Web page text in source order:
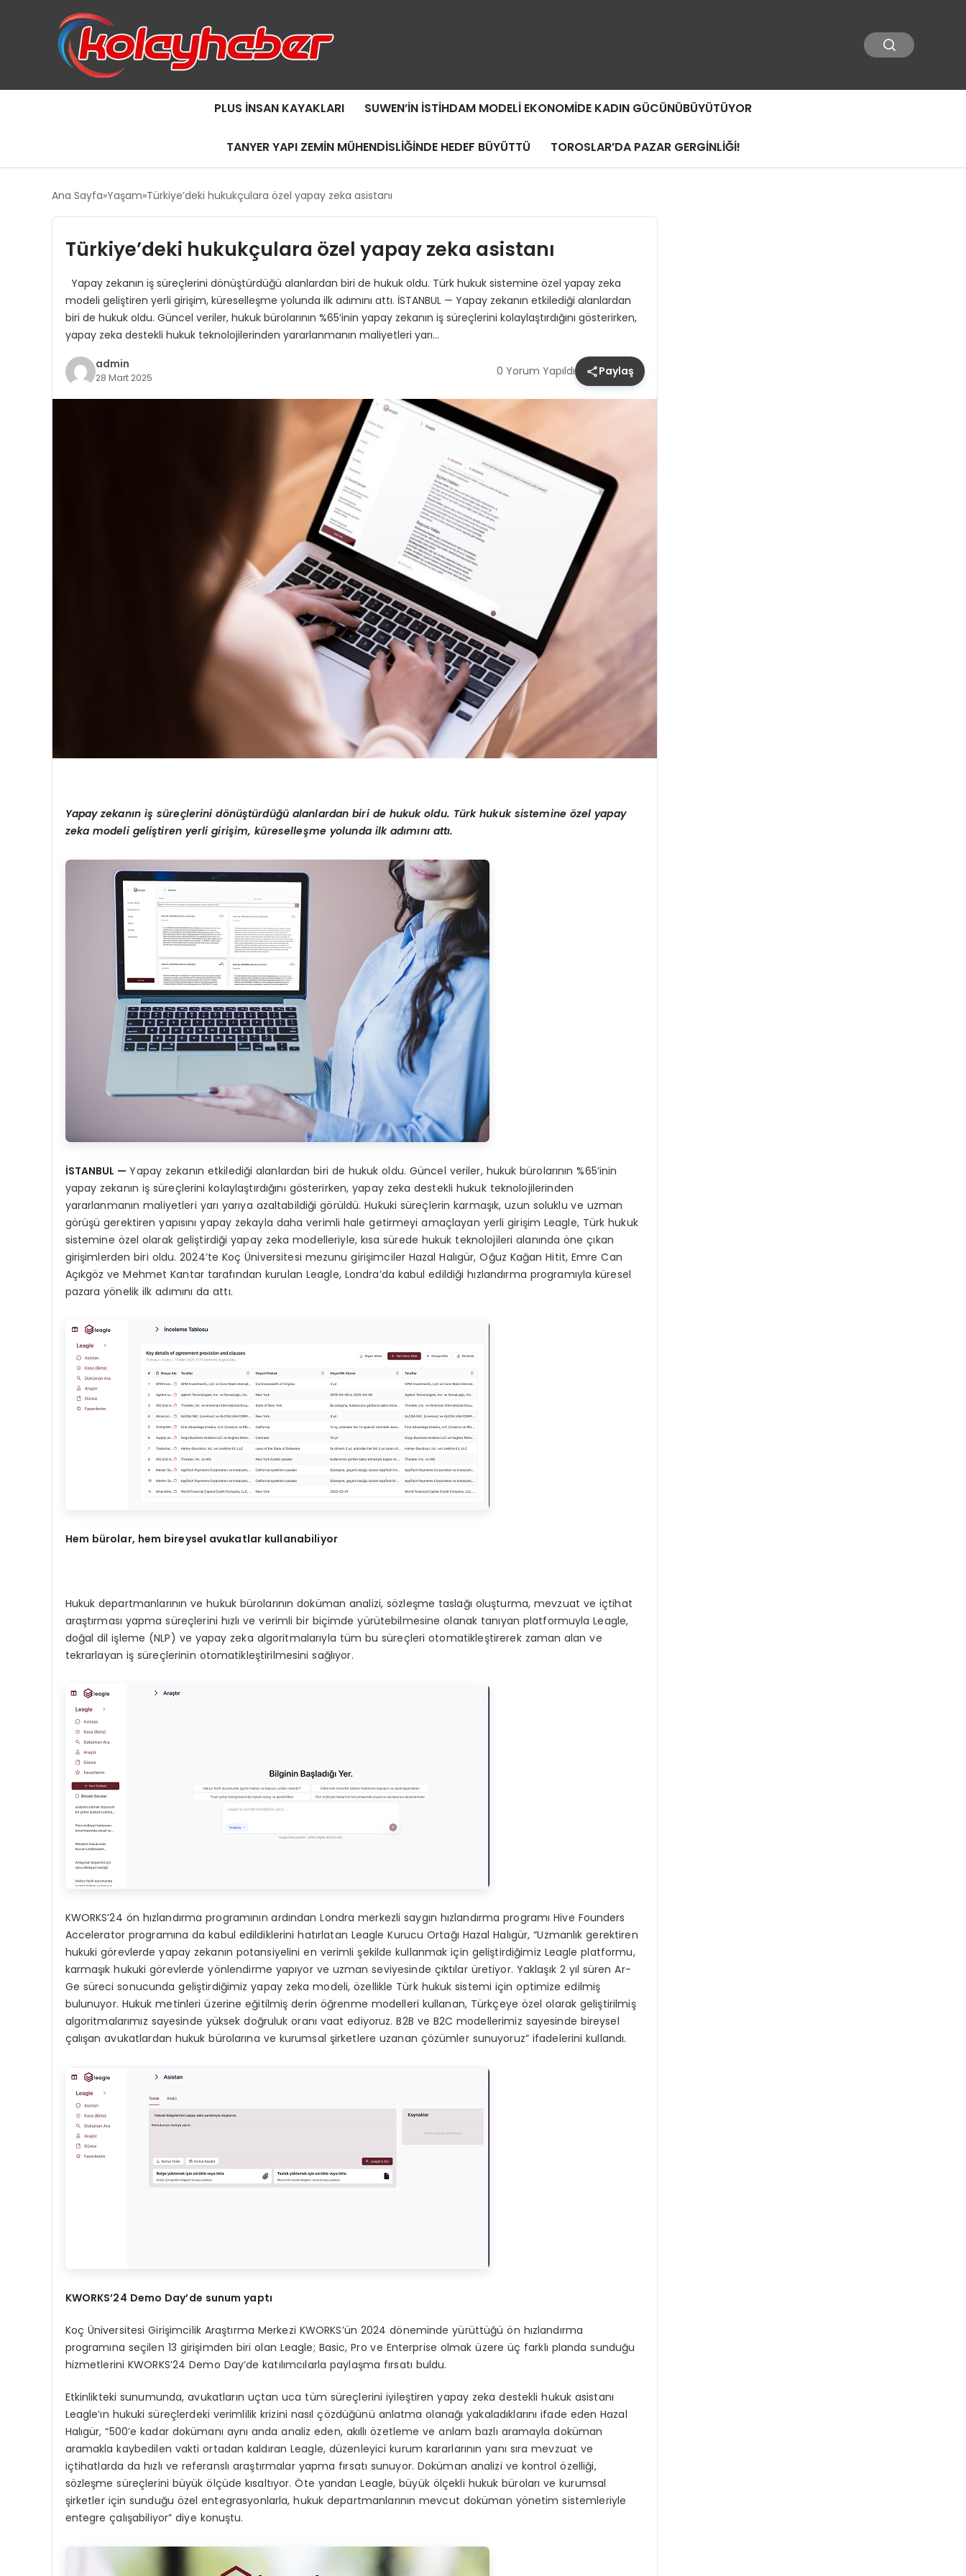
PLUS İNSAN KAYAKLARI SUWEN’IN İSTIHDAM MODELI EKONOMIDE KADIN GÜCÜNÜBÜYÜTÜYOR
TANYER YAPI ZEMIN MÜHENDISLIĞINDE HEDEF BÜYÜTTÜ TOROSLAR’DA PAZAR GERGİNLİĞİ!
Ana Sayfa Yaşam Türkiye’deki hukukçulara özel yapay zeka asistanı
Türkiye’deki hukukçulara özel yapay zeka asistanı
Yapay zekanın iş süreçlerini dönüştürdüğü alanlardan biri de hukuk oldu. Türk hukuk sistemine özel yapay zeka
modeli geliştiren yerli girişim, küreselleşme yolunda ilk adımını attı. İSTANBUL — Yapay zekanın etkilediği alanlardan
biri de hukuk oldu. Güncel veriler, hukuk bürolarının %65’inin yapay zekanın iş süreçlerini kolaylaştırdığını gösterirken,
yapay zeka destekli hukuk teknolojilerinden yararlanmanın maliyetleri yarı…
admin
28 Mart 2025 0 Yorum Yapıldı Paylaş
Yapay zekanın iş süreçlerini dönüştürdüğü alanlardan biri de hukuk oldu. Türk hukuk sistemine özel yapay
zeka modeli geliştiren yerli girişim, küreselleşme yolunda ilk adımını attı.
İSTANBUL —Yapay zekanın etkilediği alanlardan biri de hukuk oldu. Güncel veriler, hukuk bürolarının %65’inin
yapay zekanın iş süreçlerini kolaylaştırdığını gösterirken, yapay zeka destekli hukuk teknolojilerinden
yararlanmanın maliyetleri yarı yarıya azaltabildiği görüldü. Hukuki süreçlerin karmaşık, uzun soluklu ve uzman
görüşü gerektiren yapısını yapay zekayla daha verimli hale getirmeyi amaçlayan yerli girişim Leagle, Türk hukuk
sistemine özel olarak geliştirdiği yapay zeka modelleriyle, kısa sürede hukuk teknolojileri alanında öne çıkan
girişimlerden biri oldu. 2024’te Koç Üniversitesi mezunu girişimciler Hazal Halıgür, Oğuz Kağan Hitit, Emre Can
Açıkgöz ve Mehmet Kantar tarafından kurulan Leagle, Londra’da kabul edildiği hızlandırma programıyla küresel
pazara yönelik ilk adımını da attı.
Hem bürolar, hem bireysel avukatlar kullanabiliyor
Hukuk departmanlarının ve hukuk bürolarının doküman analizi, sözleşme taslağı oluşturma, mevzuat ve içtihat
araştırması yapma süreçlerini hızlı ve verimli bir biçimde yürütebilmesine olanak tanıyan platformuyla Leagle,
doğal dil işleme (NLP) ve yapay zeka algoritmalarıyla tüm bu süreçleri otomatikleştirerek zaman alan ve
tekrarlayan iş süreçlerinin otomatikleştirilmesini sağlıyor.
KWORKS’24 ön hızlandırma programının ardından Londra merkezli saygın hızlandırma programı Hive Founders
Accelerator programına da kabul edildiklerini hatırlatan Leagle Kurucu Ortağı Hazal Halıgür, “Uzmanlık gerektiren
hukuki görevlerde yapay zekanın potansiyelini en verimli şekilde kullanmak için geliştirdiğimiz Leagle platformu,
karmaşık hukuki görevlerde yönlendirme yapıyor ve uzman seviyesinde çıktılar üretiyor. Yaklaşık 2 yıl süren Ar-
Ge süreci sonucunda geliştirdiğimiz yapay zeka modeli, özellikle Türk hukuk sistemi için optimize edilmiş
bulunuyor. Hukuk metinleri üzerine eğitilmiş derin öğrenme modelleri kullanan, Türkçeye özel olarak geliştirilmiş
algoritmalarımız sayesinde yüksek doğruluk oranı vaat ediyoruz. B2B ve B2C modellerimiz sayesinde bireysel
çalışan avukatlardan hukuk bürolarına ve kurumsal şirketlere uzanan çözümler sunuyoruz” ifadelerini kullandı.
KWORKS’24 Demo Day’de sunum yaptı
Koç Üniversitesi Girişimcilik Araştırma Merkezi KWORKS’ün 2024 döneminde yürüttüğü ön hızlandırma
programına seçilen 13 girişimden biri olan Leagle; Basic, Pro ve Enterprise olmak üzere üç farklı planda sunduğu
hizmetlerini KWORKS’24 Demo Day’de katılımcılarla paylaşma fırsatı buldu.
Etkinlikteki sunumunda, avukatların uçtan uca tüm süreçlerini iyileştiren yapay zeka destekli hukuk asistanı
Leagle’ın hukuki süreçlerdeki verimlilik krizini nasıl çözdüğünü anlatma olanağı yakaladıklarını ifade eden Hazal
Halıgür, “500’e kadar dokümanı aynı anda analiz eden, akıllı özetleme ve anlam bazlı aramayla doküman
aramakla kaybedilen vakti ortadan kaldıran Leagle, düzenleyici kurum kararlarının yanı sıra mevzuat ve
içtihatlarda da hızlı ve referanslı araştırmalar yapma fırsatı sunuyor. Doküman analizi ve kontrol özelliği,
sözleşme süreçlerini büyük ölçüde kısaltıyor. Öte yandan Leagle, büyük ölçekli hukuk büroları ve kurumsal
şirketler için sunduğu özel entegrasyonlarla, hukuk departmanlarının mevcut doküman yönetim sistemleriyle
entegre çalışabiliyor” diye konuştu.